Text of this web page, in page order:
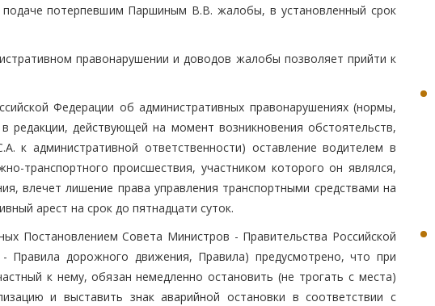
потерпевшим Паршиным В.В. жалобы, в установленный срок
правонарушении и доводов жалобы позволяет прийти к
Федерации об административных правонарушениях (нормы,
действующей на момент возникновения обстоятельств,
к административной ответственности) оставление водителем в
транспортного происшествия, участником которого он являлся,
влечет лишение права управления транспортными средствами на
арест на срок до пятнадцати суток.
Постановлением Совета Министров - Правительства Российской
дорожного движения, Правила) предусмотрено, что при
к нему, обязан немедленно остановить (не трогать с места)
и выставить знак аварийной остановки в соответствии с